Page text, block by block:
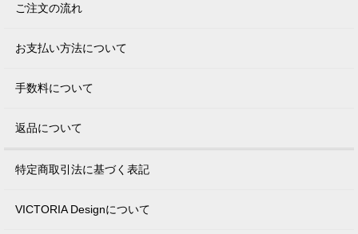
ご注文の流れ
お支払い方法について
手数料について
返品について
特定商取引法に基づく表記
VICTORIA Designについて